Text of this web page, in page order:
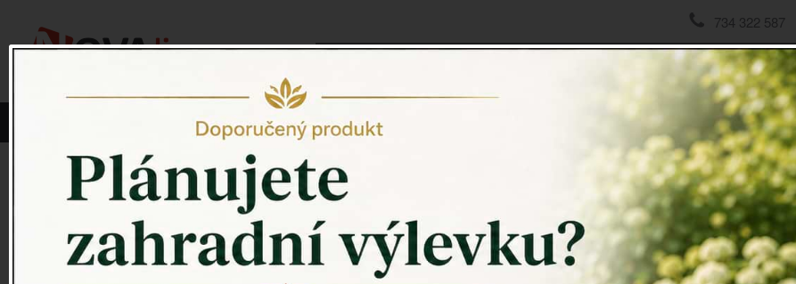
734 322 587
Vyberte si kategorii: NOVINKY
PÍTKO PRO PTÁKY
ZAHRADNÍ SOCHY
ZAHRADNÍ UMYVADLA
PTAČÍ BUDKY
Litinové škrabáky na boty
Venkovský domov ROHOŽKY A ŠKRABADLA->Venkovní rohožka
Venkovní